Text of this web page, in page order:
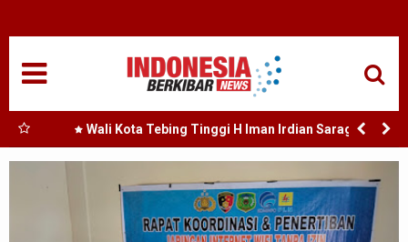
Wali Kota Tebing Tinggi H Iman Irdian Saragih :
Dorong Optimalisasi SP3 Catin
NASIONAL
SUMUT
MEDAN
TANJUNGBALAI